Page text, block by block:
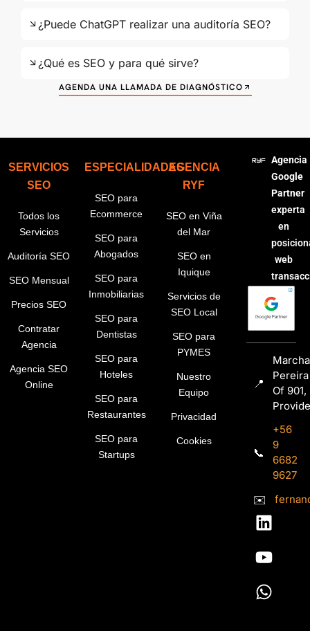
¿Puede ChatGPT realizar una auditoría SEO?
¿Qué es SEO y para qué sirve?
AGENDA UNA LLAMADA DE DIAGNÓSTICO
SERVICIOS
SEO
Todos los
Servicios
Auditoría SEO
SEO Mensual
Precios SEO
Contratar
Agencia
Agencia SEO
Online
ESPECIALIDADES
SEO para
Ecommerce
SEO para
Abogados
SEO para
Inmobiliarias
SEO para
Dentistas
SEO para
Hoteles
SEO para
Restaurantes
SEO para
Startups
AGENCIA
RYF
SEO en Viña
del Mar
SEO en
Iquique
Servicios de
SEO Local
SEO para
PYMES
Nuestro
Equipo
Privacidad
Cookies
Agencia
Google
Partner
experta
en
web
📍
Pereira
Of 901,
📞
+56
9
6682
9627
✉️
L
i
n
k
e
Y
o
u
t
u
W
h
a
t
s